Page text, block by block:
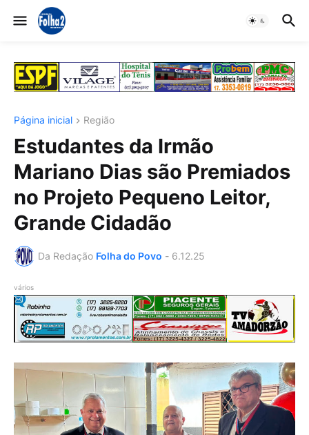
Página inicial Região
Estudantes da Irmão
Mariano Dias são Premiados
no Projeto Pequeno Leitor,
Grande Cidadão
Da Redação Folha do Povo - 6.12.25
vários